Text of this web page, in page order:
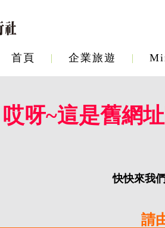
首頁 企業旅遊
哎呀~這是舊網
快快來我
請